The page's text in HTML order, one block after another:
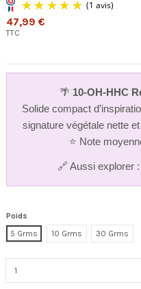
(1 avis)
47,99 €
TTC
🌴 10-OH-HHC
Solide compact
signature végétale nette
⭐ Note
🔗 Aussi explorer :
Poids
5 Grms
10 Grms 30 Grms